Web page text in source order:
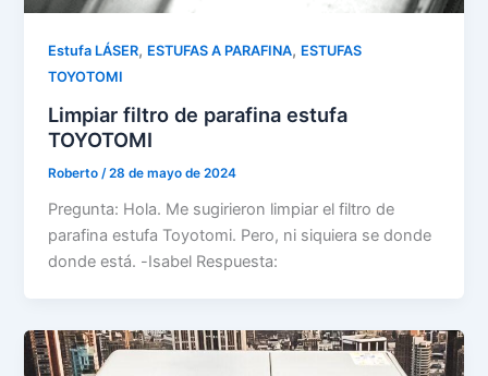
Estufa LÁSER, ESTUFAS A PARAFINA, ESTUFAS
TOYOTOMI
Limpiar filtro de parafina estufa
TOYOTOMI
Roberto /28 de mayo de 2024
Pregunta: Hola. Me sugirieron limpiar el filtro de
parafina estufa Toyotomi. Pero, ni siquiera se donde
donde está. -Isabel Respuesta: